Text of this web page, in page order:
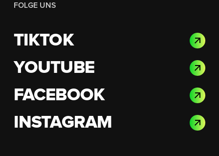
FOLGE UNS
TIKTOK
YOUTUBE
FACEBOOK
INSTAGRAM